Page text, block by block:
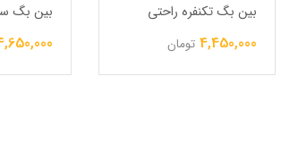
بین بگ تکنفره راحتی
4,450,000 تومان
بین بگ